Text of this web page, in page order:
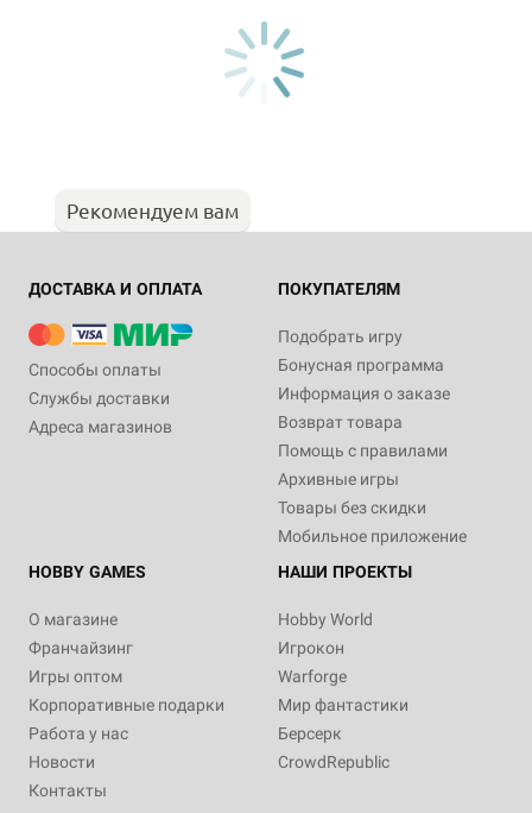
Рекомендуем вам
ДОСТАВКА И ОПЛАТА
Способы оплаты
Службы доставки
Адреса магазинов
ПОКУПАТЕЛЯМ
Подобрать игру
Бонусная программа
Информация о заказе
Возврат товара
Помощь с правилами
Архивные игры
Товары без скидки
Мобильное приложение
HOBBY GAMES
О магазине
Франчайзинг
Игры оптом
Корпоративные подарки
Работа у нас
Новости
Контакты
НАШИ ПРОЕКТЫ
Hobby World
Игрокон
Warforge
Мир фантастики
Берсерк
CrowdRepublic